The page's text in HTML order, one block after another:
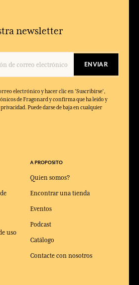
newsletter
ENVIAR
electrónico y hacer clic en 'Suscribirse',
de Fragonard y confirma que ha leído y
Puede darse de baja en cualquier
uso
A PROPOSITO
Quien somos?
Encontrar una tienda
Eventos
Podcast
Catálogo
Contacte con nosotros